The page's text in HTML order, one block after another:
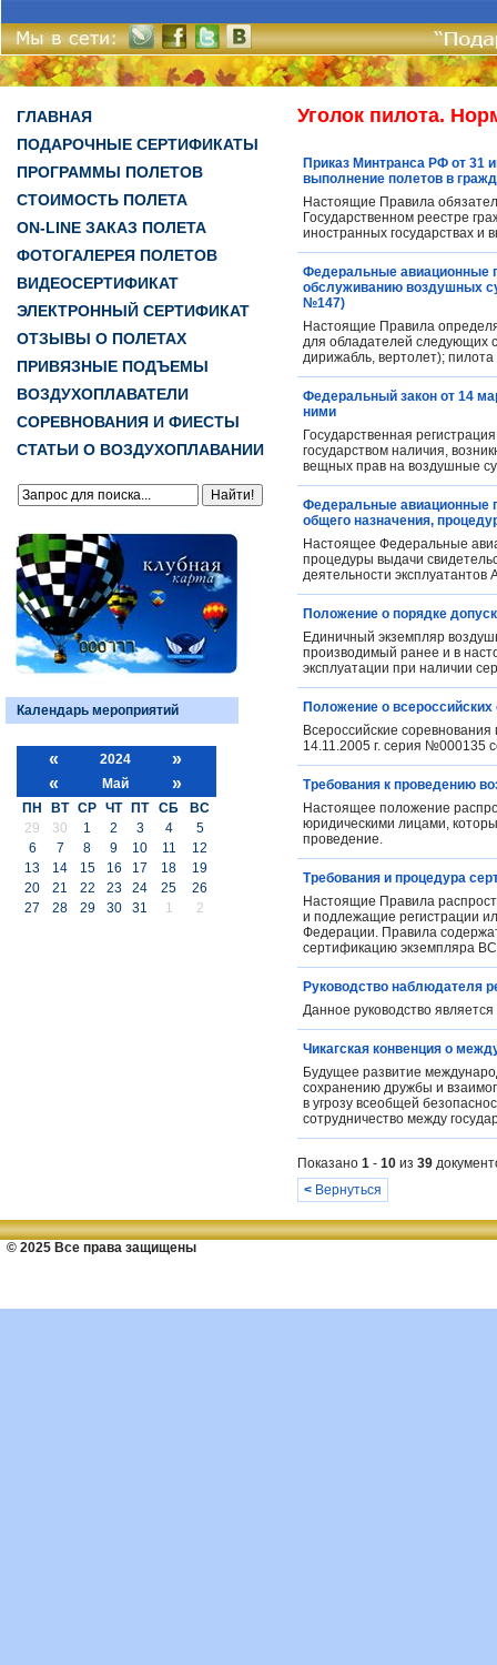
ГЛАВНАЯ
ПОДАРОЧНЫЕ СЕРТИФИКАТЫ
ПРОГРАММЫ ПОЛЕТОВ
СТОИМОСТЬ ПОЛЕТА
ON-LINE ЗАКАЗ ПОЛЕТА
ФОТОГАЛЕРЕЯ ПОЛЕТОВ
ВИДЕОСЕРТИФИКАТ
ЭЛЕКТРОННЫЙ СЕРТИФИКАТ
ОТЗЫВЫ О ПОЛЕТАХ
ПРИВЯЗНЫЕ ПОДЪЕМЫ
ВОЗДУХОПЛАВАТЕЛИ
СОРЕВНОВАНИЯ И ФИЕСТЫ
СТАТЬИ О ВОЗДУХОПЛАВАНИИ
Календарь мероприятий
« 2024
»
«
Май »
ПН ВТ СР ЧТ ПТ СБ
ВС
29
30 1 2 3 4
5
6
7 8 9 10 11
12
13
14 15 16 17 18
19
20
21 22 23 24 25
26
27
28 29 30 31 1 2
Уголок пилота.
Приказ Минтранса РФ от 31
выполнение полетов в
Настоящие Правила
Государственном реестре
иностранных государствах и
Федеральные авиационные
обслуживанию воздушных
№147)
Настоящие Правила
для обладателей следующих
дирижабль, вертолет); пилота
Федеральный закон от 14
ними
Государственная
государством наличия,
вещных прав на воздушные
Федеральные авиационные
общего назначения,
Настоящее Федеральные
процедуры выдачи
деятельности эксплуатантов
Положение о порядке
Единичный экземпляр
производимый ранее и в
эксплуатации при наличии
Положение о
Всероссийские
14.11.2005 г. серия №000135
Требования к проведению
Настоящее положение
юридическими лицами,
проведение.
Требования и процедура
Настоящие Правила
и подлежащие регистрации
Федерации. Правила
сертификацию экземпляра
Руководство наблюдателя
Данное руководство
Чикагская конвенция о
Будущее развитие
сохранению дружбы и
в угрозу всеобщей
сотрудничество между
Показано 1 - 10 из 39
< Вернуться
© 2025 Все права защищены